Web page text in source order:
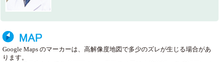
Google Maps のマーカーは、高解像度地図で多少のズレが生じる場合があ
ります。